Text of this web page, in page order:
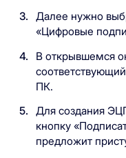
Далее нужно
«Цифровые
В открывшемся
ПК.
Для создания
кнопку
предложит